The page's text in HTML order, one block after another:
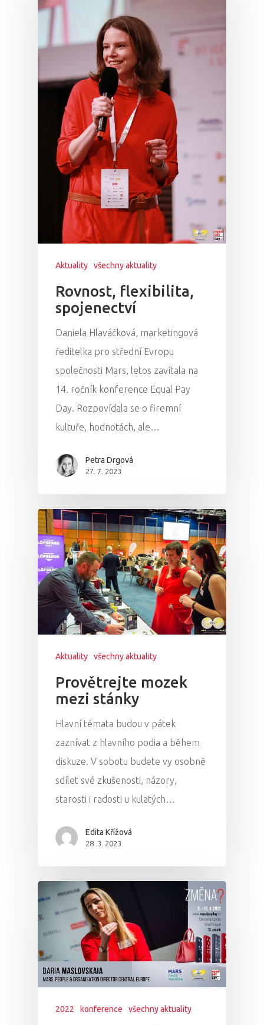
Aktuality všechny aktuality
Rovnost, flexibilita,
spojenectví
Daniela Hlaváčková, marketingová
ředitelka pro střední Evropu
společnosti Mars, letos zavítala na
14. ročník konference Equal Pay
Day. Rozpovídala se o firemní
kultuře, hodnotách, ale…
Petra Drgová
27. 7. 2023
Aktuality všechny aktuality
Provětrejte mozek
mezi stánky
Hlavní témata budou v pátek
zaznívat z hlavního podia a během
diskuze. V sobotu budete vy osobně
sdílet své zkušenosti, názory,
starosti i radosti u kulatých…
Edita Křížová
28. 3. 2023
2022 konference všechny aktuality